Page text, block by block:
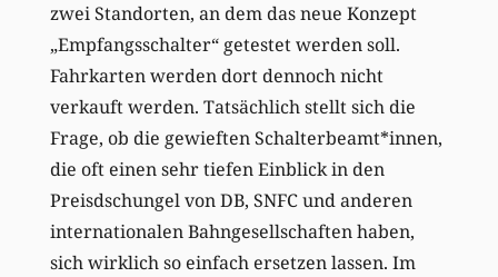
zwei Standorten, an dem das neue Konzept
„Empfangsschalter“ getestet werden soll.
Fahrkarten werden dort dennoch nicht
verkauft werden. Tatsächlich stellt sich die
Frage, ob die gewieften Schalterbeamt*innen,
die oft einen sehr tiefen Einblick in den
Preisdschungel von DB, SNFC und anderen
internationalen Bahngesellschaften haben,
sich wirklich so einfach ersetzen lassen. Im